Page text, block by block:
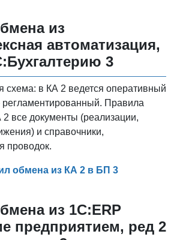
из
автоматизация,
3
схема: в КА 2 ведется оперативный
регламентированный. Правила
все документы (реализации,
и справочники,
проводок.
обмена из КА 2 в БП 3
из 1С:ERP
предприятием, ред 2